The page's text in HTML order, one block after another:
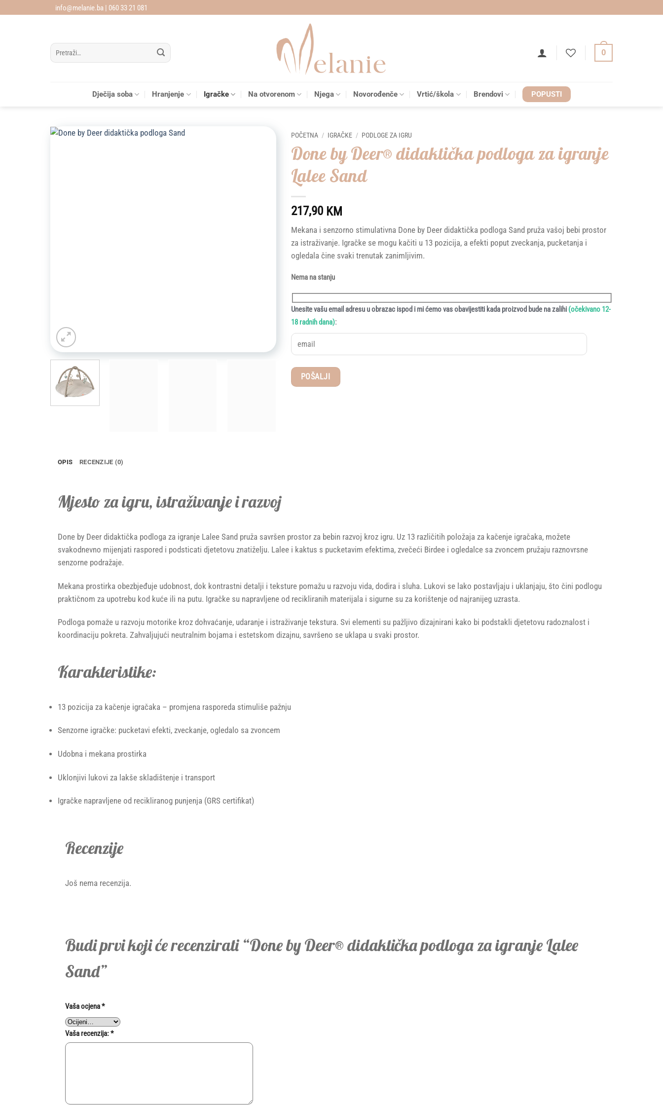
info@melanie.ba | 060 33 21 081
Pretraži:
0
Dječija soba Hranjenje Igračke Na otvorenom Njega Novorođenče Vrtić/škola Brendovi POPUSTI
POČETNA / IGRAČKE / PODLOGE ZA IGRU
Done by Deer® didaktička podloga za igranje
Lalee Sand
217,90 KM
Mekana i senzorno stimulativna Done by Deer didaktička podloga Sand pruža vašoj bebi prostor
za istraživanje. Igračke se mogu kačiti u 13 pozicija, a efekti poput zveckanja, pucketanja i
ogledala čine svaki trenutak zanimljivim.
Nema na stanju
Unesite vašu email adresu u obrazac ispod i mi ćemo vas obavijestiti kada proizvod bude na zalihi (očekivano 12-
18 radnih dana):
OPIS RECENZIJE (0)
Mjesto za igru, istraživanje i razvoj
Done by Deer didaktička podloga za igranje Lalee Sand pruža savršen prostor za bebin razvoj kroz igru. Uz 13 različitih položaja za kačenje igračaka, možete
svakodnevno mijenjati raspored i podsticati djetetovu znatiželju. Lalee i kaktus s pucketavim efektima, zvečeći Birdee i ogledalce sa zvoncem pružaju raznovrsne
senzorne podražaje.
Mekana prostirka obezbjeđuje udobnost, dok kontrastni detalji i teksture pomažu u razvoju vida, dodira i sluha. Lukovi se lako postavljaju i uklanjaju, što čini podlogu
praktičnom za upotrebu kod kuće ili na putu. Igračke su napravljene od recikliranih materijala i sigurne su za korištenje od najranijeg uzrasta.
Podloga pomaže u razvoju motorike kroz dohvaćanje, udaranje i istraživanje tekstura. Svi elementi su pažljivo dizajnirani kako bi podstakli djetetovu radoznalost i
koordinaciju pokreta. Zahvaljujući neutralnim bojama i estetskom dizajnu, savršeno se uklapa u svaki prostor.
Karakteristike:
13 pozicija za kačenje igračaka – promjena rasporeda stimuliše pažnju
Senzorne igračke: pucketavi efekti, zveckanje, ogledalo sa zvoncem
Udobna i mekana prostirka
Uklonjivi lukovi za lakše skladištenje i transport
Igračke napravljene od recikliranog punjenja (GRS certifikat)
Recenzije
Još nema recenzija.
Budi prvi koji će recenzirati “Done by Deer® didaktička podloga za igranje Lalee
Sand”
Vaša ocjena*
Vaša recenzija:*